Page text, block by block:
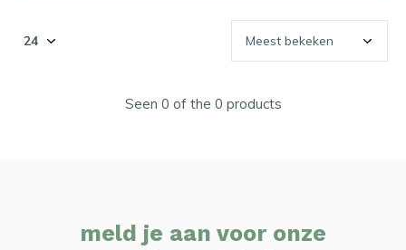
Seen 0 of the 0 products
meld je aan voor onze